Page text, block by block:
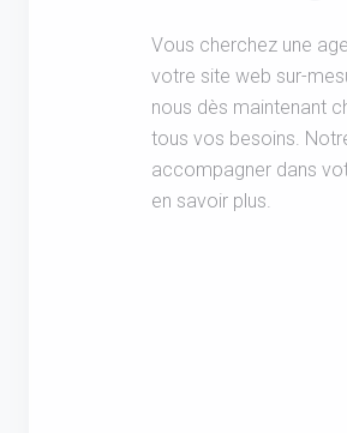
Vous cherchez une
votre site web sur-
nous dès maintenant
tous vos besoins.
accompagner dans
en savoir plus.